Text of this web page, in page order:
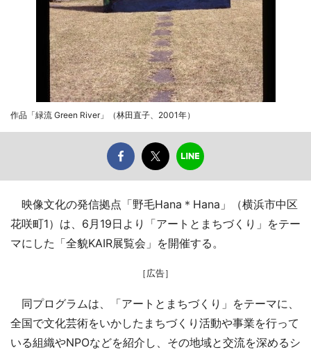
作品「緑流 Green River」（林田直子、2001年）
映像文化の発信拠点「野毛Hana＊Hana」（横浜市中区
花咲町1）は、6月19日より「アートとまちづくり」をテー
マにした「全貌KAIR展覧会」を開催する。
［広告］
同プログラムは、「アートとまちづくり」をテーマに、
全国で文化芸術をいかしたまちづくり活動や事業を行って
いる組織やNPOなどを紹介し、その地域と交流を深めるシ